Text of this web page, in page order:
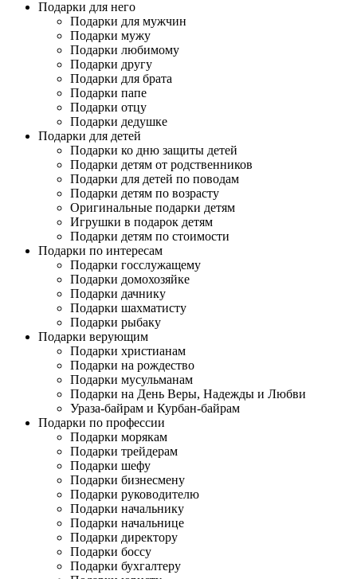
Подарки для него
Подарки для мужчин
Подарки мужу
Подарки любимому
Подарки другу
Подарки для брата
Подарки папе
Подарки отцу
Подарки дедушке
Подарки для детей
Подарки ко дню защиты детей
Подарки детям от родственников
Подарки для детей по поводам
Подарки детям по возрасту
Оригинальные подарки детям
Игрушки в подарок детям
Подарки детям по стоимости
Подарки по интересам
Подарки госслужащему
Подарки домохозяйке
Подарки дачнику
Подарки шахматисту
Подарки рыбаку
Подарки верующим
Подарки христианам
Подарки на рождество
Подарки мусульманам
Подарки на День Веры, Надежды и Любви
Ураза-байрам и Курбан-байрам
Подарки по профессии
Подарки морякам
Подарки трейдерам
Подарки шефу
Подарки бизнесмену
Подарки руководителю
Подарки начальнику
Подарки начальнице
Подарки директору
Подарки боссу
Подарки бухгалтеру